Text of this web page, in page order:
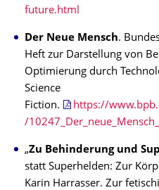
future.html
Der Neue Mensch.
Heft zur Darstellung von
Optimierung durch
Science
Fiction.
https://
/
„Zu Behinderung und
statt Superhelden: Zur
Karin Harrasser. Zur